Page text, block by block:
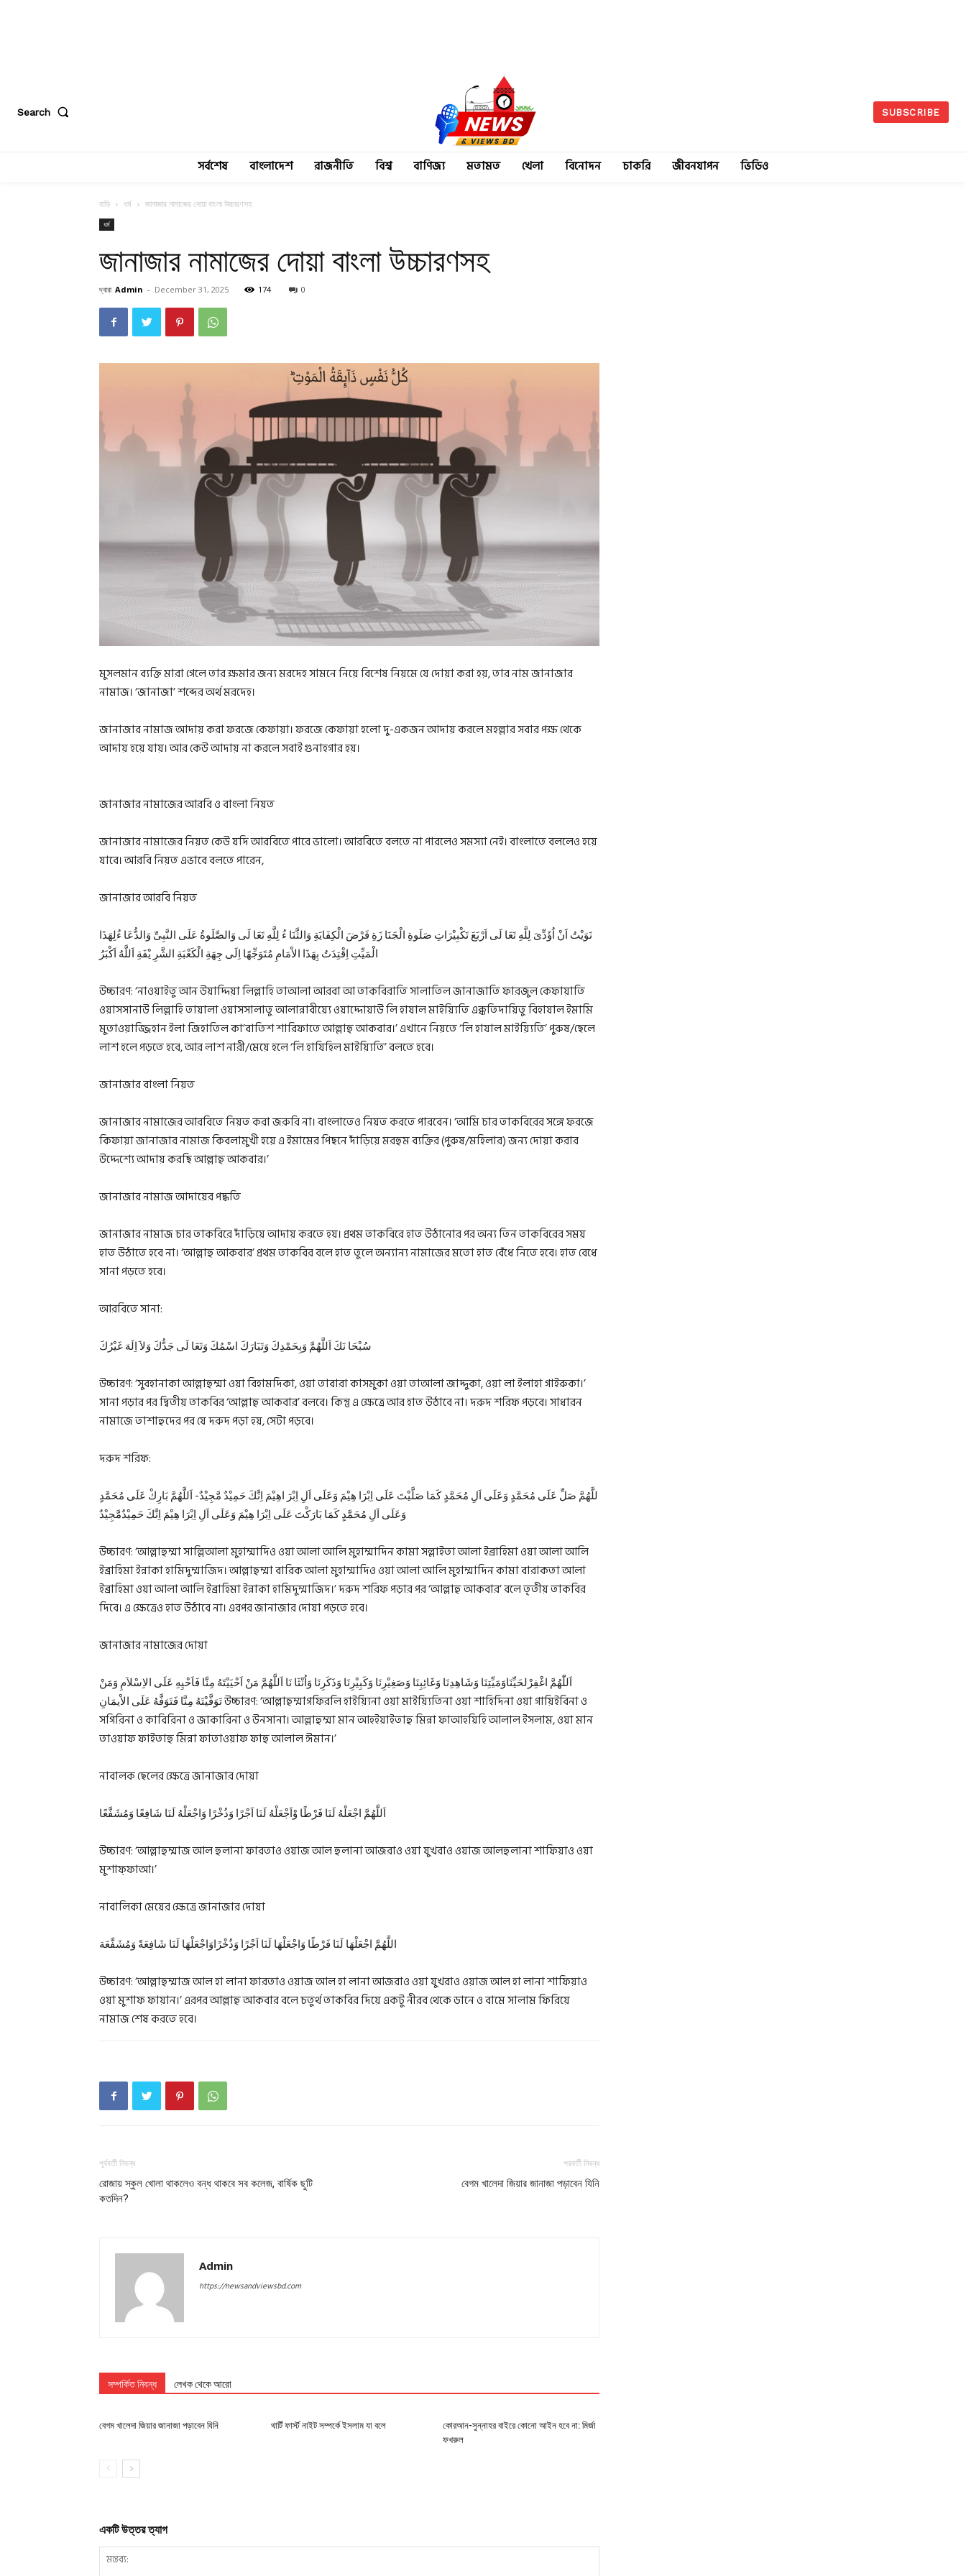
Search SUBSCRIBE
সর্বশেষ বাংলাদেশ রাজনীতি বিশ্ব বাণিজ্য মতামত খেলা বিনোদন চাকরি জীবনযাপন ভিডিও
বাড়ি ধর্ম জানাজার নামাজের দোয়া বাংলা উচ্চারণসহ
ধর্ম
জানাজার নামাজের দোয়া বাংলা উচ্চারণসহ
দ্বারা Admin - December 31, 2025 174 0
মুসলমান ব্যক্তি মারা গেলে তার ক্ষমার জন্য মরদেহ সামনে নিয়ে বিশেষ নিয়মে যে দোয়া করা হয়, তার নাম জানাজার
নামাজ। ‘জানাজা’ শব্দের অর্থ মরদেহ।
জানাজার নামাজ আদায় করা ফরজে কেফায়া। ফরজে কেফায়া হলো দু-একজন আদায় করলে মহল্লার সবার পক্ষ থেকে
আদায় হয়ে যায়। আর কেউ আদায় না করলে সবাই গুনাহগার হয়।
জানাজার নামাজের আরবি ও বাংলা নিয়ত
জানাজার নামাজের নিয়ত কেউ যদি আরবিতে পারে ভালো। আরবিতে বলতে না পারলেও সমস্যা নেই। বাংলাতে বললেও হয়ে
যাবে। আরবি নিয়ত এভাবে বলতে পারেন,
জানাজার আরবি নিয়ত
نَوَيْتُ اَنْ اُؤَدِّىَ لِلَّهِ تَعَا لَى اَرْبَعَ تَكْبِيْرَاتِ صَلَوةِ الْجَنَا زَةِ فَرْضَ الْكِفَايَةِ وَالثَّنَا ءُ لِلَّهِ تَعَا لَى وَالصَّلَوةُ عَلَى النَّبِىِّ وَالدُّعَا ءُلِهَذَا
الْمَيِّتِ اِقْتِدَتُ بِهَذَا الاْمَامِ مُتَوَجِّهًا اِلَى جِهَةِ الْكَعْبَةِ الشَّرِ يْفَةِ اَللَّهُ اَكْبَرُ
উচ্চারণ: ‘নাওয়াইতু আন উয়াদ্দিয়া লিল্লাহি তাআলা আরবা আ তাকবিরাতি সালাতিল জানাজাতি ফারজুল কেফায়াতি
ওয়াসসানাউ লিল্লাহি তায়ালা ওয়াসসালাতু আলান্নাবীয়্যে ওয়াদ্দোয়াউ লি হাযাল মাইয়্যিতি এক্কতিদায়িতু বিহাযাল ইমামি
মুতাওয়াজ্জিহান ইলা জিহাতিল কা’বাতিশ শারিফাতে আল্লাহু আকবার।’ এখানে নিয়তে ‘লি হাযাল মাইয়্যিতি’ পুরুষ/ছেলে
লাশ হলে পড়তে হবে, আর লাশ নারী/মেয়ে হলে ‘লি হাযিহিল মাইয়্যিতি’ বলতে হবে।
জানাজার বাংলা নিয়ত
জানাজার নামাজের আরবিতে নিয়ত করা জরুরি না। বাংলাতেও নিয়ত করতে পারবেন। ‘আমি চার তাকবিরের সঙ্গে ফরজে
কিফায়া জানাজার নামাজ কিবলামুখী হয়ে এ ইমামের পিছনে দাঁড়িয়ে মরহুম ব্যক্তির (পুরুষ/মহিলার) জন্য দোয়া করার
উদ্দেশ্যে আদায় করছি আল্লাহু আকবার।’
জানাজার নামাজ আদায়ের পদ্ধতি
জানাজার নামাজ চার তাকবিরে দাঁড়িয়ে আদায় করতে হয়। প্রথম তাকবিরে হাত উঠানোর পর অন্য তিন তাকবিরের সময়
হাত উঠাতে হবে না। ‘আল্লাহু আকবার’ প্রথম তাকবির বলে হাত তুলে অন্যান্য নামাজের মতো হাত বেঁধে নিতে হবে। হাত বেধে
সানা পড়তে হবে।
আরবিতে সানা:
سُبْحَا نَكَ اَللَّهُمَّ وَبِحَمْدِكَ وَتَبَارَكَ اسْمُكَ وَتَعَا لَى جَدُّكَ وَلاَ اِلَهَ غَيْرُكَ
উচ্চারণ: ‘সুবহানাকা আল্লাহুম্মা ওয়া বিহামদিকা, ওয়া তাবারা কাসমুকা ওয়া তাআলা জাদ্দুকা, ওয়া লা ইলাহা গাইরুকা।’
সানা পড়ার পর দ্বিতীয় তাকবির ‘আল্লাহু আকবার’ বলবে। কিন্তু এ ক্ষেত্রে আর হাত উঠাবে না। দরুদ শরিফ পড়বে। সাধারন
নামাজে তাশাহুদের পর যে দরুদ পড়া হয়, সেটা পড়বে।
দরুদ শরিফ:
للَّهُمَّ صَلِّ عَلَى مُحَمَّدٍ وَعَلَى اَلِ مُحَمَّدٍ كَمَا صَلَّيْتَ عَلَى اِبْرَا هِيْمَ وَعَلَى اَلِ اِبْرَ اهِيْمَ اِنَّكَ حَمِيْدٌ مَّجِيْدٌ- اَللَّهُمَّ بَارِكْ عَلَى مُحَمَّدٍ
وَعَلَى اَلِ مُحَمَّدٍ كَمَا بَارَكْتَ عَلَى اِبْرَا هِيْمَ وَعَلَى اَلِ اِبْرَا هِيْمَ اِنَّكَ حَمِيْدٌمَّجِيْدٌ
উচ্চারণ: ‘আল্লাহুম্মা সাল্লিআলা মুহাম্মাদিও ওয়া আলা আলি মুহাম্মাদিন কামা সল্লাইতা আলা ইব্রাহিমা ওয়া আলা আলি
ইব্রাহিমা ইন্নাকা হামিদুম্মাজিদ। আল্লাহুম্মা বারিক আলা মুহাম্মাদিও ওয়া আলা আলি মুহাম্মাদিন কামা বারাকতা আলা
ইব্রাহিমা ওয়া আলা আলি ইব্রাহিমা ইন্নাকা হামিদুম্মাজিদ।’ দরুদ শরিফ পড়ার পর ‘আল্লাহু আকবার’ বলে তৃতীয় তাকবির
দিবে। এ ক্ষেত্রেও হাত উঠাবে না। এরপর জানাজার দোয়া পড়তে হবে।
জানাজার নামাজের দোয়া
اَللّٰهُمَّ اغْفِرْلحَيِّنَاوَمَيِّتِنَا وَشَاهِدِنَا وَغَائِبِنَا وَصَغِيْرِنَا وَكَبِيْرِنَا وَذَكَرِنَا وَاُنْثَا نَا اَللَّهُمَّ مَنْ اَحْيَيْتَهُ مِنَّا فَاَحْيِهِ عَلَى الاِسْلاَمِ وَمَنْ
تَوَفَّيْتَهُ مِنَّا فَتَوَفَّهُ عَلَى الاْيمَانِ উচ্চারণ: ‘আল্লাহুম্মাগফিরলি হাইয়্যিনা ওয়া মাইয়্যিতিনা ওয়া শাহিদিনা ওয়া গায়িইবিনা ও
সগিরিনা ও কাবিরিনা ও জাকারিনা ও উনসানা। আল্লাহুম্মা মান আহইয়াইতাহু মিন্না ফাআহয়িহি আলাল ইসলাম, ওয়া মান
তাওয়াফ ফাইতাহু মিন্না ফাতাওয়াফ ফাহু আলাল ঈমান।’
নাবালক ছেলের ক্ষেত্রে জানাজার দোয়া
اَللَّهُمَّ اجْعَلْهُ لَنَا فَرْطًا وْاَجْعَلْهُ لَنَا اَجْرًا وَذُخْرًا وَاجْعَلْهُ لَنَا شَافِعًا وَمُشَفَّعًا
উচ্চারণ: ‘আল্লাহুম্মাজ আল হুলানা ফারতাও ওয়াজ আল হুলানা আজরাও ওয়া যুখরাও ওয়াজ আলহুলানা শাফিয়াও ওয়া
মুশাফ্ফাআ।’
নাবালিকা মেয়ের ক্ষেত্রে জানাজার দোয়া
اللَّهُمَّ اجْعَلْهَا لَنَا فَرْطًا وَاجْعَلْهَا لَنَا اَجْرًا وَذُخْرًاوَاجْعَلْهَا لَنَا شَافِعَةً وَمُشَفَّعَة
উচ্চারণ: ‘আল্লাহুম্মাজ আল হা লানা ফারতাও ওয়াজ আল হা লানা আজরাও ওয়া যুখরাও ওয়াজ আল হা লানা শাফিয়াও
ওয়া মুশাফ ফায়ান।’ এরপর আল্লাহু আকবার বলে চতুর্থ তাকবির দিয়ে একটু নীরব থেকে ডানে ও বামে সালাম ফিরিয়ে
নামাজ শেষ করতে হবে।
পূর্ববর্তী নিবন্ধ
রোজায় স্কুল খোলা থাকলেও বন্ধ থাকবে সব কলেজ, বার্ষিক ছুটি
কতদিন?
পরবর্তী নিবন্ধ
বেগম খালেদা জিয়ার জানাজা পড়াবেন যিনি
Admin
https://newsandviewsbd.com
সম্পর্কিত নিবন্ধ লেখক থেকে আরো
বেগম খালেদা জিয়ার জানাজা পড়াবেন যিনি থার্টি ফার্স্ট নাইট সম্পর্কে ইসলাম যা বলে
কোরআন-সুন্নাহর বাইরে কোনো আইন হবে না: মির্জা
ফখরুল
একটি উত্তর ত্যাগ